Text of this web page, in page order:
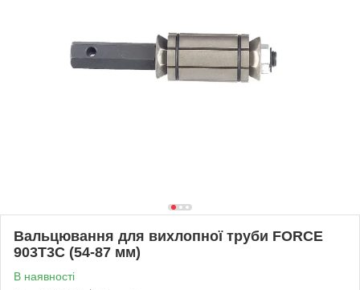
Вальцювання для вихлопної труби FORCE
903T3C (54-87 мм)
В наявності